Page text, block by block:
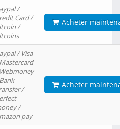
/
Card /
/
Acheter
/ Visa
/
/
pay
Acheter